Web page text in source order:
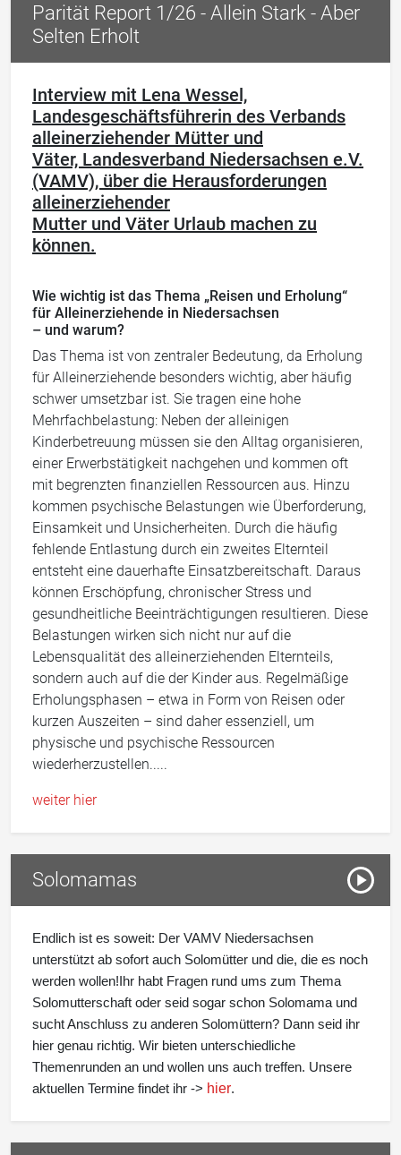
Parität Report 1/26 - Allein Stark - Aber
Selten Erholt
Interview mit Lena Wessel,
Landesgeschäftsführerin des Verbands
alleinerziehender Mütter und
Väter, Landesverband Niedersachsen e.V.
(VAMV), über die Herausforderungen
alleinerziehender
Mutter und Väter Urlaub machen zu
können.
Wie wichtig ist das Thema „Reisen und Erholung“
für Alleinerziehende in Niedersachsen
– und warum?
Das Thema ist von zentraler Bedeutung, da Erholung
für Alleinerziehende besonders wichtig, aber häufig
schwer umsetzbar ist. Sie tragen eine hohe
Mehrfachbelastung: Neben der alleinigen
Kinderbetreuung müssen sie den Alltag organisieren,
einer Erwerbstätigkeit nachgehen und kommen oft
mit begrenzten finanziellen Ressourcen aus. Hinzu
kommen psychische Belastungen wie Überforderung,
Einsamkeit und Unsicherheiten. Durch die häufig
fehlende Entlastung durch ein zweites Elternteil
entsteht eine dauerhafte Einsatzbereitschaft. Daraus
können Erschöpfung, chronischer Stress und
gesundheitliche Beeinträchtigungen resultieren. Diese
Belastungen wirken sich nicht nur auf die
Lebensqualität des alleinerziehenden Elternteils,
sondern auch auf die der Kinder aus. Regelmäßige
Erholungsphasen – etwa in Form von Reisen oder
kurzen Auszeiten – sind daher essenziell, um
physische und psychische Ressourcen
wiederherzustellen.....
weiter hier
Solomamas
Endlich ist es soweit: Der VAMV Niedersachsen
unterstützt ab sofort auch Solomütter und die, die es noch
werden wollen!Ihr habt Fragen rund ums zum Thema
Solomutterschaft oder seid sogar schon Solomama und
sucht Anschluss zu anderen Solomüttern? Dann seid ihr
hier genau richtig. Wir bieten unterschiedliche
Themenrunden an und wollen uns auch treffen. Unsere
aktuellen Termine findet ihr -> hier.